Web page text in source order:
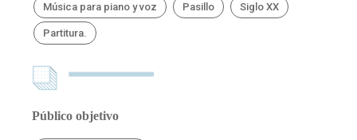
Música para piano y voz Pasillo Siglo XX
Partitura.
Público objetivo